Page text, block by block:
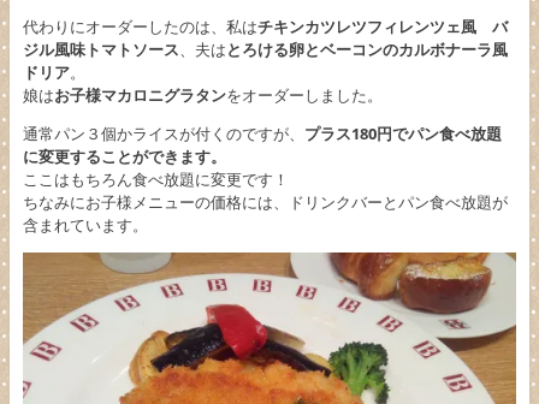
代わりにオーダーしたのは、私はチキンカツレツフィレンツェ風 バ
ジル風味トマトソース、夫はとろける卵とベーコンのカルボナーラ風
ドリア。
娘はお子様マカロニグラタンをオーダーしました。
通常パン３個かライスが付くのですが、 プラス180円でパン食べ放題
に変更することができます。
ここはもちろん食べ放題に変更です！
ちなみにお子様メニューの価格には、ドリンクバーとパン食べ放題が
含まれています。